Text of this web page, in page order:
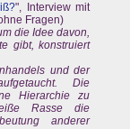
", Interview mit
Fragen)
die Idee davon,
gibt, konstruiert
und der
Die
Hierarchie zu
Rasse die
anderer